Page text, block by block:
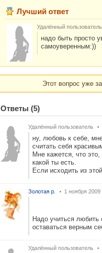
Лучший ответ
Удалённый пользователь
надо быть просто
самоуверенным:))
Этот вопрос уже
Ответы (5)
Удалённый пользователь
ну, любовь к себе,
считать себя
Мне кажется, что
какой ты есть.
Если исходить из
Золотая р. 1 ноября 2009
Надо учиться
оставаться верным
Удалённый пользователь